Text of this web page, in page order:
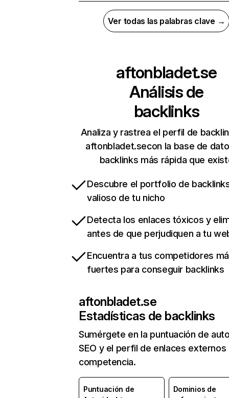
Ver todas las palabras clave →
aftonbladet.se
Análisis de
backlinks
Analiza y rastrea el perfil de
aftonbladet.secon la base de
backlinks más rápida que
Descubre el portfolio de
valioso de tu nicho
Detecta los enlaces tóxicos y
antes de que perjudiquen a tu
Encuentra a tus competidores
fuertes para conseguir backlinks
aftonbladet.se
Estadísticas de backlinks
Sumérgete en la puntuación de
SEO y el perfil de enlaces externos
competencia.
Puntuación de
Dominios de